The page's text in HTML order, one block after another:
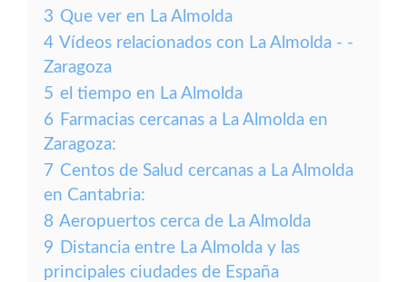
3 Que ver en La Almolda
4 Vídeos relacionados con La Almolda - -
Zaragoza
5 el tiempo en La Almolda
6 Farmacias cercanas a La Almolda en
Zaragoza:
7 Centos de Salud cercanas a La Almolda
en Cantabria:
8 Aeropuertos cerca de La Almolda
9 Distancia entre La Almolda y las
principales ciudades de España